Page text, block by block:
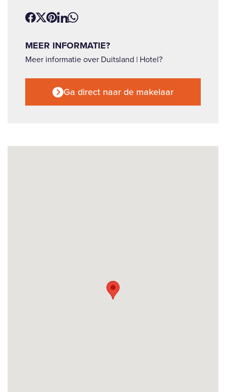
MEER INFORMATIE?
Meer informatie over Duitsland | Hotel?
Ga direct naar de makelaar